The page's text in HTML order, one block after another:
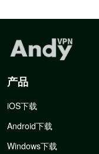
产品
iOS下载
Android下载
Windows下载